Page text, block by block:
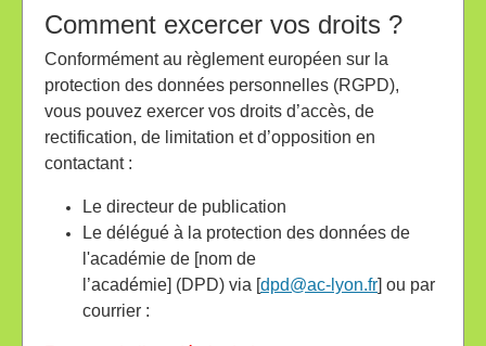
Comment excercer vos droits ?
Conformément au règlement européen sur la
protection des données personnelles (RGPD),
vous pouvez exercer vos droits d’accès, de
rectification, de limitation et d’opposition en
contactant :
Le directeur de publication
Le délégué à la protection des données de
l'académie de [nom de
l’académie] (DPD) via [dpd@ac-lyon.fr] ou par
courrier :